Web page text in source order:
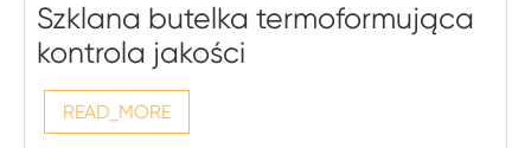
Szklana butelka termoformująca
kontrola jakości
READ_MORE